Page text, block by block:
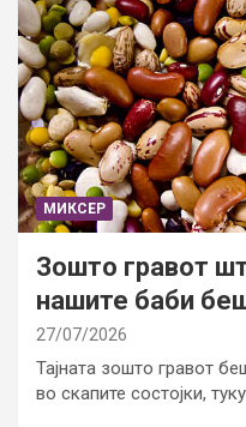
МИКСЕР
Зошто гравот
нашите баби
27/07/2026
Тајната зошто гравот
во скапите состојки,